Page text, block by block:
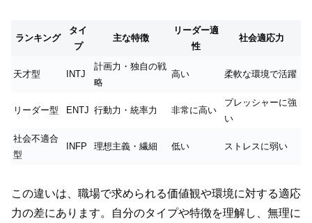
ランキング
タイ
プ
主な特徴
リーダー適
性
社会適応力
天才型 INTJ
計画力・独自の戦
略
高い 柔軟な環境で活躍
リーダー型 ENTJ 行動力・統率力 非常に高い
プレッシャーに強
い
社会不適合
型
INFP 理想主義・繊細 低い ストレスに弱い
この違いは、職場で求められる価値観や環境に対する適応
力の差にあります。自分のタイプや特徴を理解し、無理に